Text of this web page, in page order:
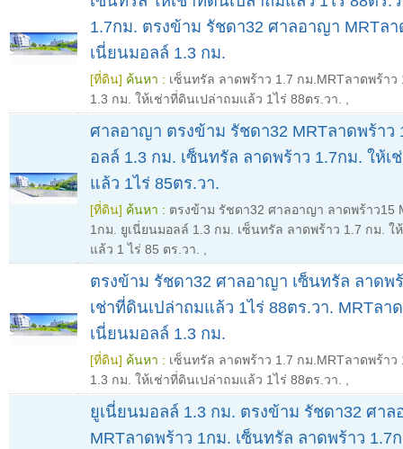
1.7กม. ตรงข้าม รัชดา32 ศาลอาญา MRTล
เนี่ยนมอลล์ 1.3 กม.
[ที่ดิน] ค้นหา : เซ็นทรัล ลาดพร้าว 1.7 กม.MRTลาดพร้า
1.3 กม. ให้เช่าที่ดินเปล่าถมแล้ว 1ไร่ 88ตร.วา.
ศาลอาญา ตรงข้าม รัชดา32 MRTลาดพร้าว
อลล์ 1.3 กม. เซ็นทรัล ลาดพร้าว 1.7กม. ให้เ
แล้ว 1ไร่ 85ตร.วา.
[ที่ดิน] ค้นหา : ตรงข้าม รัชดา32 ศาลอาญา ลาดพร้าว15
1กม. ยูเนี่ยนมอลล์ 1.3 กม. เซ็นทรัล ลาดพร้าว 1.7 กม. ใ
แล้ว 1 ไร่ 85 ตร.วา.
ตรงข้าม รัชดา32 ศาลอาญา เซ็นทรัล ลาดพ
เช่าที่ดินเปล่าถมแล้ว 1ไร่ 88ตร.วา. MRTลา
เนี่ยนมอลล์ 1.3 กม.
[ที่ดิน] ค้นหา : เซ็นทรัล ลาดพร้าว 1.7 กม.MRTลาดพร้า
1.3 กม. ให้เช่าที่ดินเปล่าถมแล้ว 1ไร่ 88ตร.วา.
ยูเนี่ยนมอลล์ 1.3 กม. ตรงข้าม รัชดา32 ศาล
MRTลาดพร้าว 1กม. เซ็นทรัล ลาดพร้าว 1.7